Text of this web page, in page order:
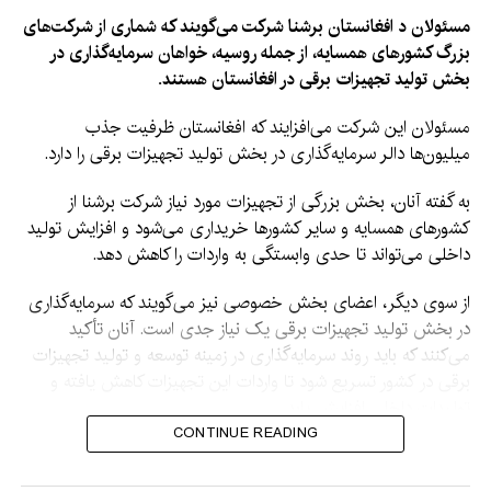
مسئولان د افغانستان برشنا شرکت می‌گویند که شماری از شرکت‌های
بزرگ کشورهای همسایه، از جمله روسیه، خواهان سرمایه‌گذاری در
بخش تولید تجهیزات برقی در افغانستان هستند.
مسئولان این شرکت می‌افزایند که افغانستان ظرفیت جذب
میلیون‌ها دالر سرمایه‌گذاری در بخش تولید تجهیزات برقی را دارد.
به گفته آنان، بخش بزرگی از تجهیزات مورد نیاز شرکت برشنا از
کشورهای همسایه و سایر کشورها خریداری می‌شود و افزایش تولید
داخلی می‌تواند تا حدی وابستگی به واردات را کاهش دهد.
از سوی دیگر، اعضای بخش خصوصی نیز می‌گویند که سرمایه‌گذاری
در بخش تولید تجهیزات برقی یک نیاز جدی است. آنان تأکید
می‌کنند که باید روند سرمایه‌گذاری در زمینه توسعه و تولید تجهیزات
تولیدات داخلی افزایش یابد.
به گفته آنان، این اقدام افزون بر کاهش وابستگی به واردات، زمینه
اشتغال برای هزاران نفر را نیز فراهم خواهد کرد.
CONTINUE READING